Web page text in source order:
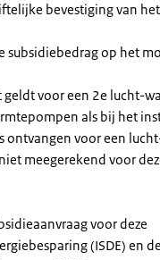
bevestiging van het
subsidiebedrag op het
geldt voor een 2e lucht-
als bij het
ontvangen voor een
meegerekend voor
voor deze
(ISDE) en de